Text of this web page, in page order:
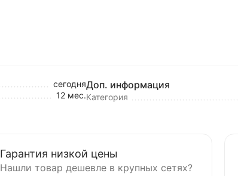
сегодня
12 мес.
Доп. информация
Категория
Гарантия низкой цены
Нашли товар дешевле в крупных сетях?